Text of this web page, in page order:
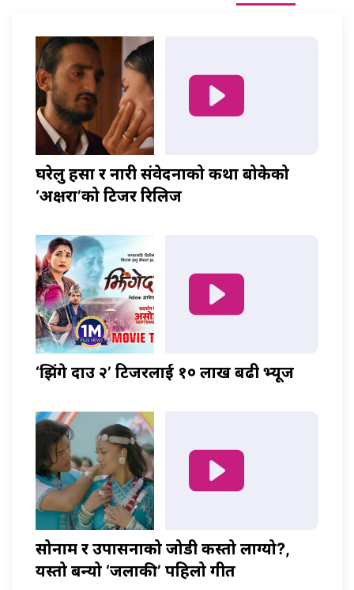
घरेलु हिंसा र नारी संवेदनाको कथा बोकेको
‘अक्षरा’को टिजर रिलिज
‘झिंगे दाउ २’ टिजरलाई १० लाख बढी भ्यूज
सोनाम र उपासनाको जोडी कस्तो लाग्यो?,
यस्तो बन्यो ‘जलाकी’ पहिलो गीत